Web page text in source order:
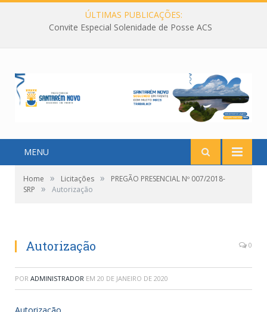
ÚLTIMAS PUBLICAÇÕES:
Convite Especial Solenidade de Posse ACS
MENU
Home » Licitações »
PREGÃO PRESENCIAL Nº 007/2018-
SRP
» Autorização
Autorização 0
POR ADMINISTRADOR EM 20 DE JANEIRO DE 2020